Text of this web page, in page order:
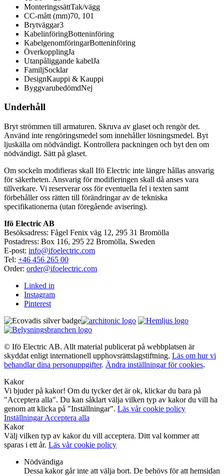
MonteringssättTak/vägg
CC-mått (mm)70, 101
Brytväggar3
KabelinföringBotteninföring
KabelgenomföringarBotteninföring
ÖverkopplingJa
Utanpåliggande kabelJa
FamiljSocklar
DesignKauppi & Kauppi
ByggvarubedömdNej
Underhåll
Bryt strömmen till armaturen. Skruva av glaset och rengör det.
Använd inte rengöringsmedel som innehåller lösningsmedel. Byt
ljuskälla om nödvändigt. Kontrollera packningen och byt den om
nödvändigt. Sätt på glaset.
Om sockeln modifieras skall Ifö Electric inte längre hållas ansvarig
för säkerheten. Ansvarig för modifieringen skall då anses vara
tillverkare. Vi reserverar oss för eventuella fel i texten samt
förbehåller oss rätten till förändringar av de tekniska
specifikationerna (utan föregående avisering).
Ifö Electric AB
Besöksadress: Fågel Fenix väg 12, 295 31 Bromölla
Postadress: Box 116, 295 22 Bromölla, Sweden
E-post: info@ifoelectric.com
Tel: +46 456 265 00
Order: order@ifoelectric.com
Linked in
Instagram
Pinterest
© Ifö Electric AB. Allt material publicerat på webbplatsen är
skyddat enligt internationell upphovsrättslagstiftning. Läs om hur vi
behandlar dina personuppgifter. Ändra inställningar för cookies.
Kakor
Vi bjuder på kakor! Om du tycker det är ok, klickar du bara på
"Acceptera alla". Du kan såklart välja vilken typ av kakor du vill ha
genom att klicka på "Inställningar". Läs vår cookie policy
InställningarAcceptera alla
Kakor
Välj vilken typ av kakor du vill acceptera. Ditt val kommer att
sparas i ett år. Läs vår cookie policy
Nödvändiga
Dessa kakor går inte att välja bort. De behövs för att hemsidan